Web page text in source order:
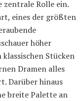
Rolle ein.
eines der größten
höher
klassischen Stücken
Dramen alles
Darüber hinaus
breite Palette an